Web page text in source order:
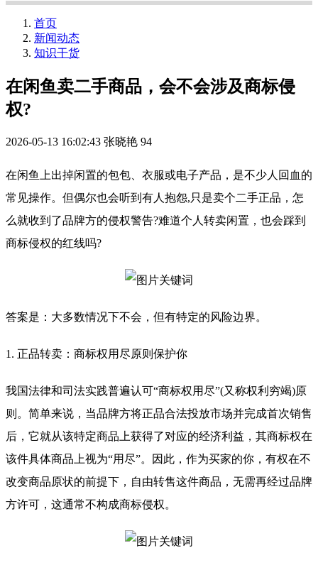
首页
新闻动态
知识干货
在闲鱼卖二手商品，会不会涉及商标侵
权?
2026-05-13 16:02:43 张晓艳 94
在闲鱼上出掉闲置的包包、衣服或电子产品，是不少人回血的
常见操作。但偶尔也会听到有人抱怨,只是卖个二手正品，怎
么就收到了品牌方的侵权警告?难道个人转卖闲置，也会踩到
商标侵权的红线吗?
答案是：大多数情况下不会，但有特定的风险边界。
1. 正品转卖：商标权用尽原则保护你
我国法律和司法实践普遍认可“商标权用尽”(又称权利穷竭)原
则。简单来说，当品牌方将正品合法投放市场并完成首次销售
后，它就从该特定商品上获得了对应的经济利益，其商标权在
该件具体商品上视为“用尽”。因此，作为买家的你，有权在不
改变商品原状的前提下，自由转售这件商品，无需再经过品牌
方许可，这通常不构成商标侵权。